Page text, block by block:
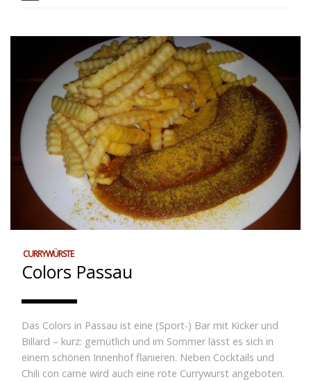
CURRYWÜRSTE
Colors Passau
Das Colors in Passau ist eine (Sport-) Bar mit Kicker und
Billard – kurz: gemütlich und im Sommer lässt es sich in
einem schönen Innenhof flanieren. Neben Cocktails und
Chili con carne wird auch eine rote Currywurst angeboten.